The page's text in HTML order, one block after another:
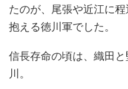
たのが、尾張や近江に
抱える徳川軍でした。
信長存命の頃は、織田
川。